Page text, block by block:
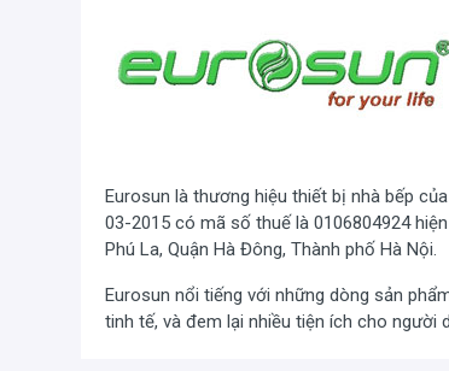
Bếp gas âm hồng ngoại Eurosun EU-GN08
bếp, bát chia lửa, ống dẫn gas, cụm van
) và có bộ chia lửa bằng gốm Ceramic
Kg/h/lò giúp tiết kiệm gas lên tới 40% so
Eurosun là thương hiệu thiết bị nhà bếp
03-2015 có mã số thuế là 0106804924
Phú La, Quận Hà Đông, Thành phố Hà Nội.
Eurosun nổi tiếng với những dòng sản
tinh tế, và đem lại nhiều tiện ích cho người